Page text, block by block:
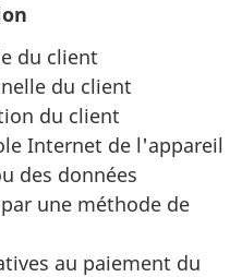
du client
du client
du client
Internet de l'appareil
des données
une méthode de
au paiement du